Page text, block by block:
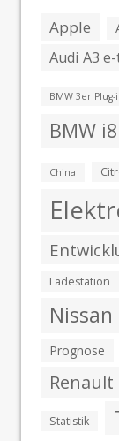
Apple
Audi A3
BMW 3er
BMW i8
China
Ladestation
Prognose
Renault
Statistik